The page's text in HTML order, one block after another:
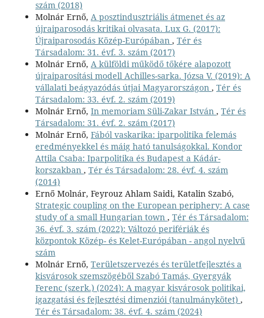
szám (2018)
Molnár Ernő, A posztindusztriális átmenet és az
újraiparosodás kritikai olvasata. Lux G. (2017):
Újraiparosodás Közép-Európában , Tér és
Társadalom: 31. évf. 3. szám (2017)
Molnár Ernő, A külföldi működő tőkére alapozott
újraiparosítási modell Achilles-sarka. Józsa V. (2019): A
vállalati beágyazódás útjai Magyarországon , Tér és
Társadalom: 33. évf. 2. szám (2019)
Molnár Ernő, In memoriam Süli-Zakar István , Tér és
Társadalom: 31. évf. 2. szám (2017)
Molnár Ernő, Fából vaskarika: iparpolitika felemás
eredményekkel és máig ható tanulságokkal. Kondor
Attila Csaba: Iparpolitika és Budapest a Kádár-
korszakban , Tér és Társadalom: 28. évf. 4. szám
(2014)
Ernő Molnár, Feyrouz Ahlam Saidi, Katalin Szabó,
Strategic coupling on the European periphery: A case
study of a small Hungarian town , Tér és Társadalom:
36. évf. 3. szám (2022): Változó perifériák és
központok Közép- és Kelet-Európában - angol nyelvű
szám
Molnár Ernő, Területszervezés és területfejlesztés a
kisvárosok szemszögéből Szabó Tamás, Gyergyák
Ferenc (szerk.) (2024): A magyar kisvárosok politikai,
igazgatási és fejlesztési dimenziói (tanulmánykötet) ,
Tér és Társadalom: 38. évf. 4. szám (2024)